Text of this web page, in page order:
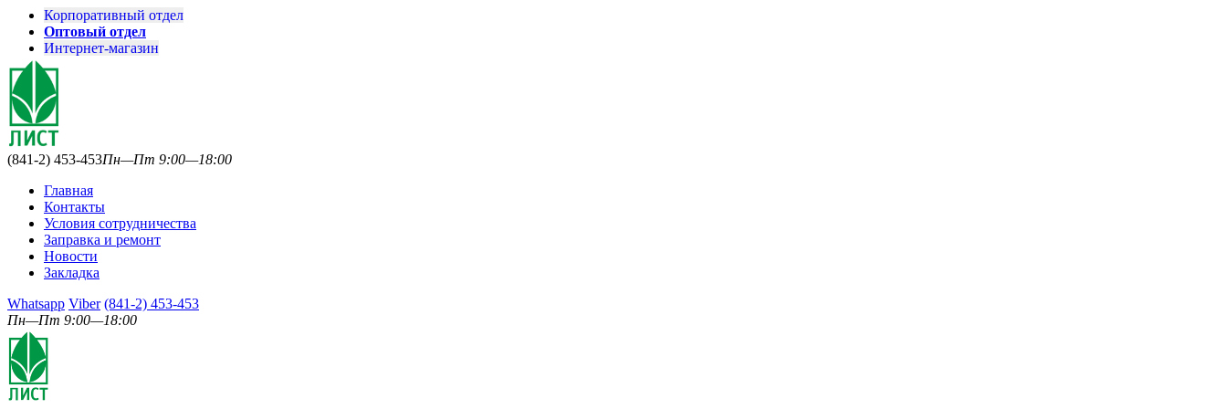
Корпоративный отдел
Оптовый отдел
Интернет-магазин
(841-2) 453-453Пн—Пт 9:00—18:00
Главная
Контакты
Условия сотрудничества
Заправка и ремонт
Новости
Закладка
Whatsapp Viber (841-2) 453-453
Пн—Пт 9:00—18:00